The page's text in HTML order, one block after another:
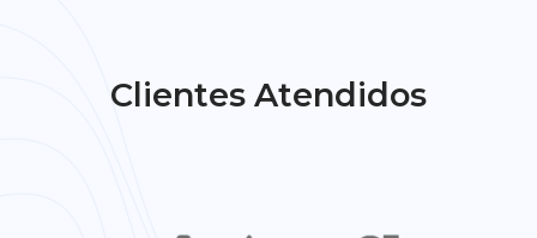
Clientes Atendidos